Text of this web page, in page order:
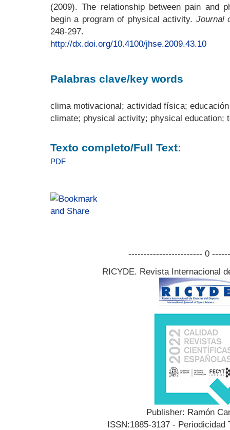
(2009). The relationship between pain and
begin a program of physical activity. Journal
248-297.
http://dx.doi.org/10.4100/jhse.2009.43.10
Palabras clave/key words
clima motivacional; actividad física;
climate; physical activity; physical education;
Texto completo/Full Text:
PDF
------------------------ 0
RICYDE. Revista Internacional
Publisher: Ramón
ISSN:1885-3137 -